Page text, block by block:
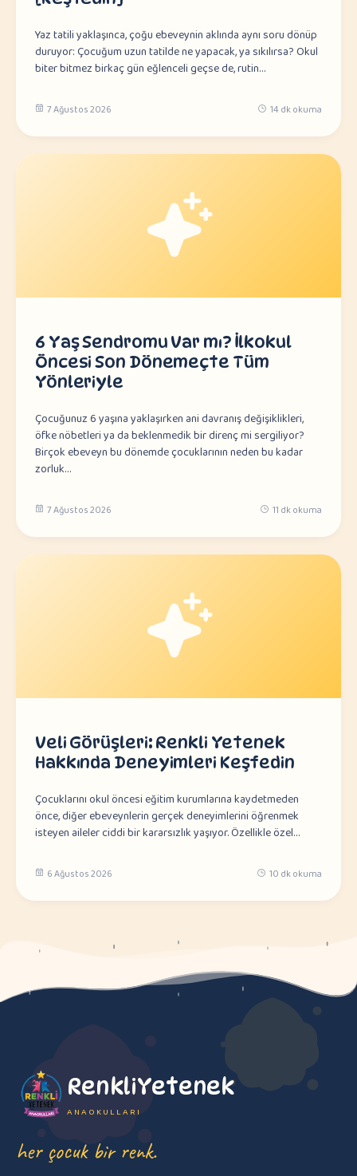
Yaz tatili yaklaşınca, çoğu ebeveynin aklında aynı soru dönüp
duruyor: Çocuğum uzun tatilde ne yapacak, ya sıkılırsa? Okul
biter bitmez birkaç gün eğlenceli geçse de, rutin…
7 Ağustos 2026 14 dk okuma
6 Yaş Sendromu Var mı? İlkokul
Öncesi Son Dönemeçte Tüm
Yönleriyle
Çocuğunuz 6 yaşına yaklaşırken ani davranış değişiklikleri,
öfke nöbetleri ya da beklenmedik bir direnç mi sergiliyor?
Birçok ebeveyn bu dönemde çocuklarının neden bu kadar
zorluk…
7 Ağustos 2026 11 dk okuma
Veli Görüşleri: Renkli Yetenek
Hakkında Deneyimleri Keşfedin
Çocuklarını okul öncesi eğitim kurumlarına kaydetmeden
önce, diğer ebeveynlerin gerçek deneyimlerini öğrenmek
isteyen aileler ciddi bir kararsızlık yaşıyor. Özellikle özel…
6 Ağustos 2026 10 dk okuma
RenkliYetenek
ANAOKULLARI
her çocuk bir renk.